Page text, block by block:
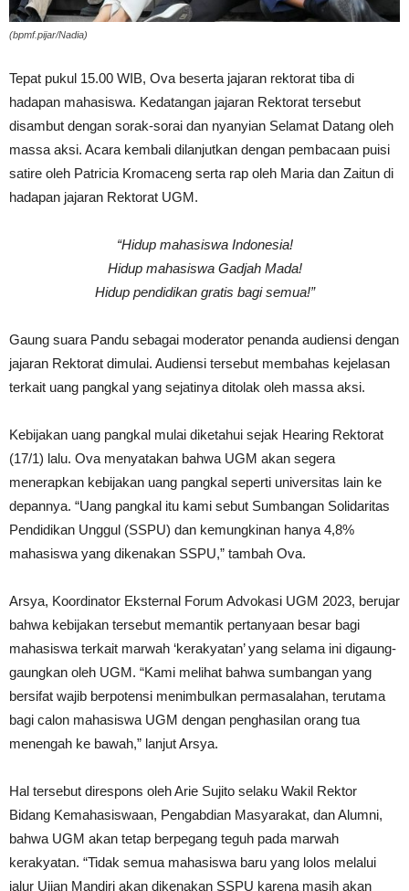
(bpmf.pijar/Nadia)
Tepat pukul 15.00 WIB, Ova beserta jajaran rektorat tiba di
hadapan mahasiswa. Kedatangan jajaran Rektorat tersebut
disambut dengan sorak-sorai dan nyanyian Selamat Datang oleh
massa aksi. Acara kembali dilanjutkan dengan pembacaan puisi
satire oleh Patricia Kromaceng serta rap oleh Maria dan Zaitun di
hadapan jajaran Rektorat UGM.
“Hidup mahasiswa Indonesia!
Hidup mahasiswa Gadjah Mada!
Hidup pendidikan gratis bagi semua!”
Gaung suara Pandu sebagai moderator penanda audiensi dengan
jajaran Rektorat dimulai. Audiensi tersebut membahas kejelasan
terkait uang pangkal yang sejatinya ditolak oleh massa aksi.
Kebijakan uang pangkal mulai diketahui sejak Hearing Rektorat
(17/1) lalu. Ova menyatakan bahwa UGM akan segera
menerapkan kebijakan uang pangkal seperti universitas lain ke
depannya. “Uang pangkal itu kami sebut Sumbangan Solidaritas
Pendidikan Unggul (SSPU) dan kemungkinan hanya 4,8%
mahasiswa yang dikenakan SSPU,” tambah Ova.
Arsya, Koordinator Eksternal Forum Advokasi UGM 2023, berujar
bahwa kebijakan tersebut memantik pertanyaan besar bagi
mahasiswa terkait marwah ‘kerakyatan’ yang selama ini digaung-
gaungkan oleh UGM. “Kami melihat bahwa sumbangan yang
bersifat wajib berpotensi menimbulkan permasalahan, terutama
bagi calon mahasiswa UGM dengan penghasilan orang tua
menengah ke bawah,” lanjut Arsya.
Hal tersebut direspons oleh Arie Sujito selaku Wakil Rektor
Bidang Kemahasiswaan, Pengabdian Masyarakat, dan Alumni,
bahwa UGM akan tetap berpegang teguh pada marwah
kerakyatan. “Tidak semua mahasiswa baru yang lolos melalui
jalur Ujian Mandiri akan dikenakan SSPU karena masih akan